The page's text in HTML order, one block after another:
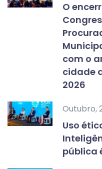
O
com o
cidade
2026
Outubro,
Uso
pública